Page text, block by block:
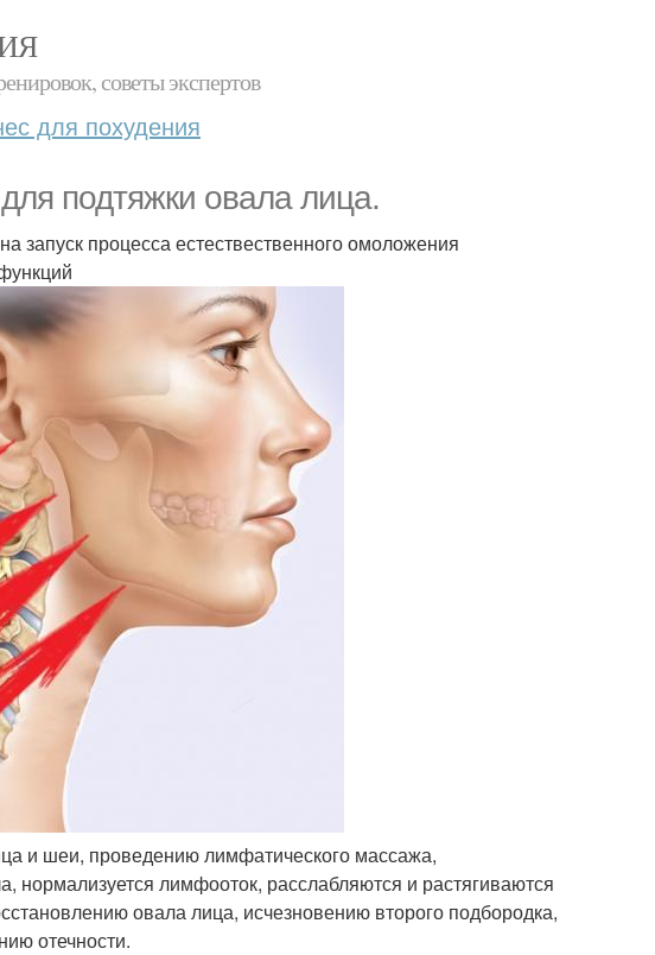
советы экспертов
для похудения
подтяжки овала лица.
запуск процесса естествественного омоложения
и шеи, проведению лимфатического массажа,
нормализуется лимфооток, расслабляются и растягиваются
овала лица, исчезновению второго подбородка,
отечности.